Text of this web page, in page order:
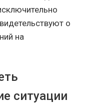
о
на
ситуации